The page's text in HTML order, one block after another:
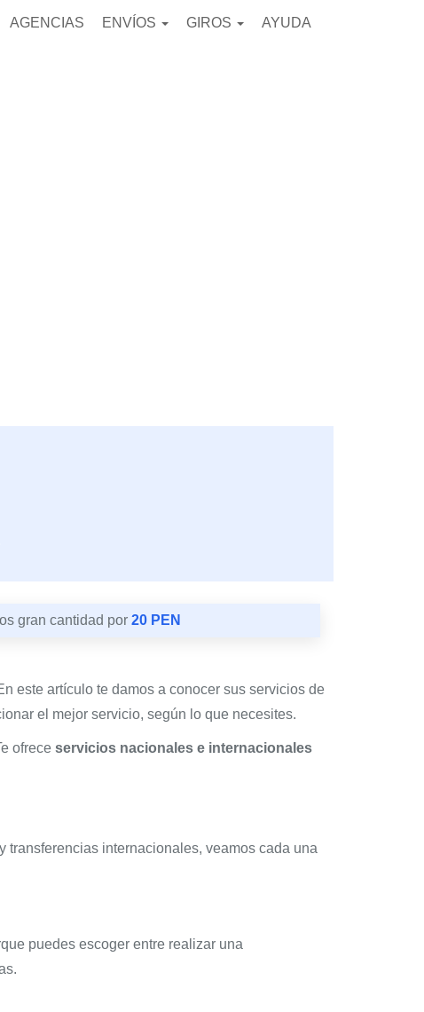
AGENCIAS ENVÍOS GIROS AYUDA
gran cantidad por 20 PEN
este artículo te damos a conocer sus servicios de
el mejor servicio, según lo que necesites.
ofrece servicios nacionales e internacionales
transferencias internacionales, veamos cada una
puedes escoger entre realizar una